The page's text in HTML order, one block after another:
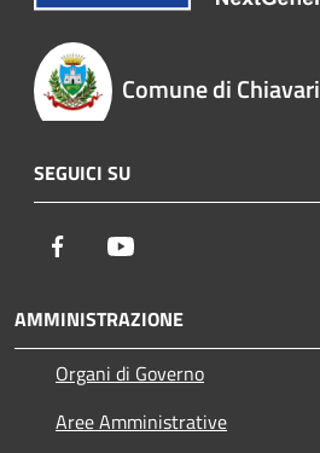
Comune di Chiavari
SEGUICI SU
Facebook
AMMINISTRAZIONE
Organi di Governo
Aree Amministrative